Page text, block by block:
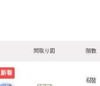
間取り図 階数
新着
6階